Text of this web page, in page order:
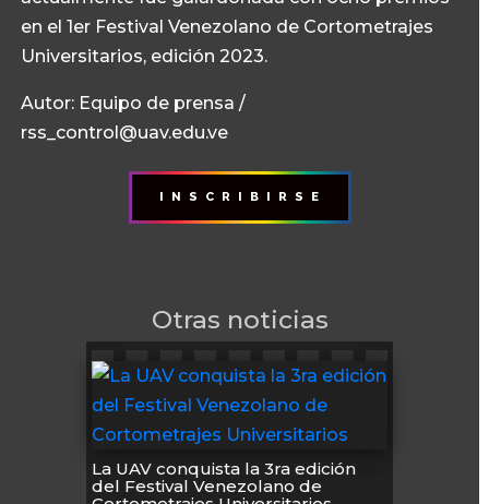
en el 1er Festival Venezolano de Cortometrajes
Universitarios, edición 2023.
Autor: Equipo de prensa /
rss_control@uav.edu.ve
I N S C R I B I R S E
Otras noticias
La UAV conquista la 3ra edición
del Festival Venezolano de